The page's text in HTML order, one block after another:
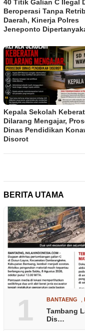
40 Titik Galian C Ilegal
Beroperasi Tanpa
Daerah, Kinerja Polres
Jeneponto
Kepala Sekolah
Dilarang Mengajar,
Dinas Pendidikan
Disorot
BERITA UTAMA
1 BANTAENG
Tambang
Dis…